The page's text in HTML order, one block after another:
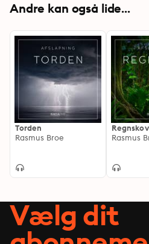
Andre kan også lide...
Torden
Rasmus Broe
Regnskov
Rasmus
Vælg dit